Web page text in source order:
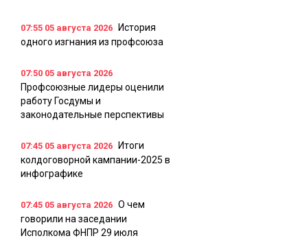
07:55 05 августа 2026
История
одного изгнания из профсоюза
07:50 05 августа 2026
Профсоюзные лидеры оценили
работу Госдумы и
законодательные перспективы
07:45 05 августа 2026
Итоги
колдоговорной кампании-2025 в
инфографике
07:45 05 августа 2026 О чем
говорили на заседании
Исполкома ФНПР 29 июля